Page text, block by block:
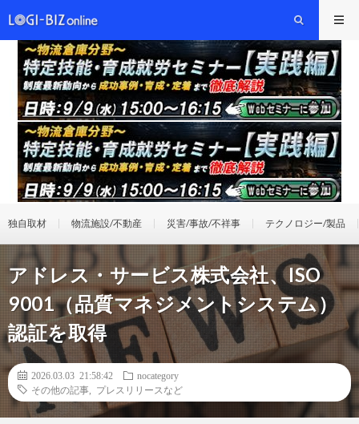
独自取材 物流施設/不動産 災害/事故/不祥事 テクノロジー/製品
アドレス・サービス株式会社、ISO
9001（品質マネジメントシステム）
認証を取得
2026.03.03 21:58:42
nocategory
その他の記事
プレスリリースなど